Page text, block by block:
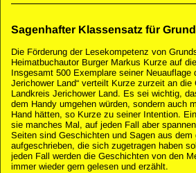
Sagenhafter Klassensatz für
Die Förderung der Lesekompetenz von
Heimatbuchautor Burger Markus Kurze auf
Insgesamt 500 Exemplare seiner Neuauflage
Jerichower Land“ verteilt Kurze zurzeit an die
Landkreis Jerichower Land. Es sei wichtig,
dem Handy umgehen würden, sondern auch
Hand hätten, so Kurze zu seiner Intention.
sie manches Mal, auf jeden Fall aber
Seiten sind Geschichten und Sagen aus dem
aufgeschrieben, die sich zugetragen haben
jeden Fall werden die Geschichten von den
immer wieder gern gelesen und erzählt.